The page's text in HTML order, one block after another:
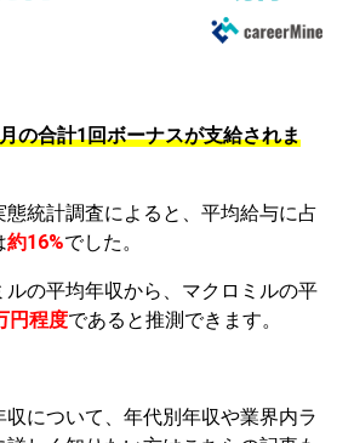
の合計1回ボーナスが支給されま
統計調査によると、平均給与に占
約16%でした。
ルの平均年収から、マクロミルの平
円程度であると推測できます。
について、年代別年収や業界内ラ